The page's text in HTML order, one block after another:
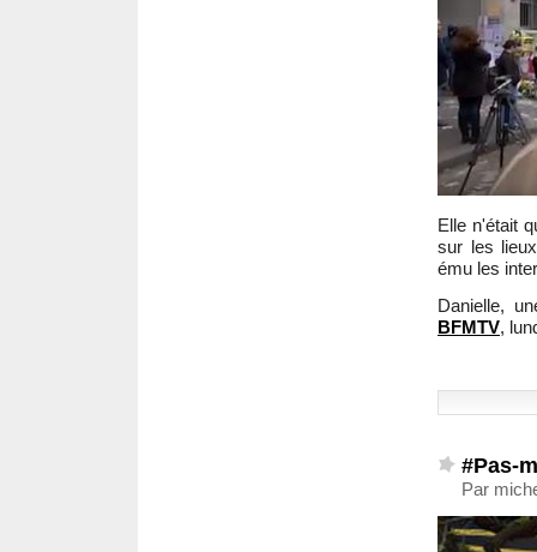
Elle n'était
sur les
ému les
Danielle,
BFMTV,
#Pas-
Par